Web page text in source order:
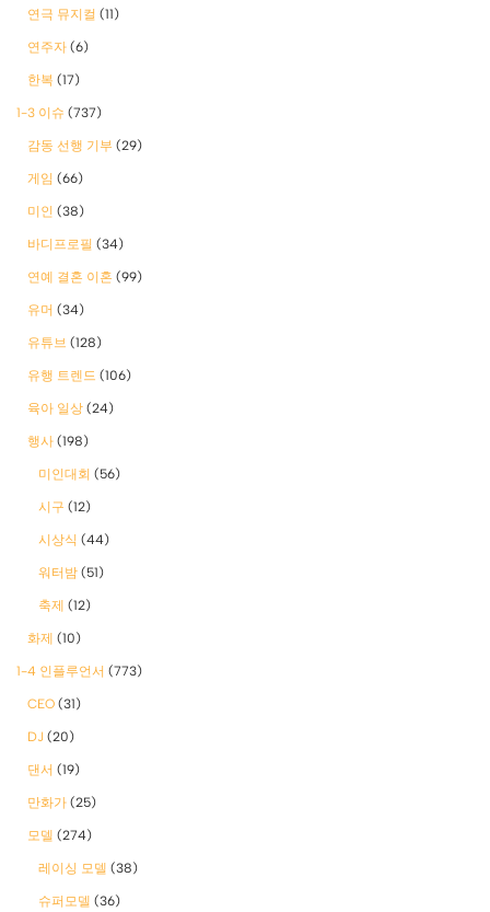
연극 뮤지컬 (11)
연주자 (6)
한복 (17)
1-3 이슈 (737)
감동 선행 기부 (29)
게임 (66)
미인 (38)
바디프로필 (34)
연예 결혼 이혼 (99)
유머 (34)
유튜브 (128)
유행 트렌드 (106)
육아 일상 (24)
행사 (198)
미인대회 (56)
시구 (12)
시상식 (44)
워터밤 (51)
축제 (12)
화제 (10)
1-4 인플루언서 (773)
CEO (31)
DJ (20)
댄서 (19)
만화가 (25)
모델 (274)
레이싱 모델 (38)
슈퍼모델 (36)